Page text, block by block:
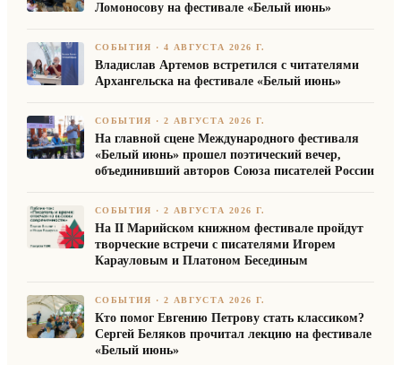
Ломоносову на фестивале «Белый июнь»
СОБЫТИЯ ·4 АВГУСТА 2026 Г.
Владислав Артемов встретился с читателями
Архангельска на фестивале «Белый июнь»
СОБЫТИЯ ·2 АВГУСТА 2026 Г.
На главной сцене Международного фестиваля
«Белый июнь» прошел поэтический вечер,
объединивший авторов Союза писателей России
СОБЫТИЯ ·2 АВГУСТА 2026 Г.
На II Марийском книжном фестивале пройдут
творческие встречи с писателями Игорем
Карауловым и Платоном Бесединым
СОБЫТИЯ ·2 АВГУСТА 2026 Г.
Кто помог Евгению Петрову стать классиком?
Сергей Беляков прочитал лекцию на фестивале
«Белый июнь»